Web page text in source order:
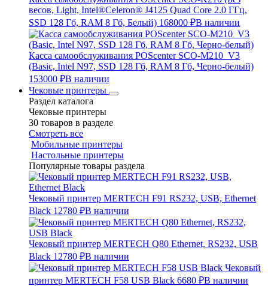
весов, Light, Intel®Celeron® J4125 Quad Core 2.0 ГГц,
SSD 128 Гб, RAM 8 Гб, Белый) 168000 ₽В наличии
Касса самообслуживания POScenter SCO-M210_V3
(Basic, Intel N97, SSD 128 Гб, RAM 8 Гб, Черно-белый)
153000 ₽В наличии
Чековые принтеры
Раздел каталога
Чековые принтеры
30 товаров в разделе
Смотреть все
Мобильные принтеры
Настольные принтеры
Популярные товары раздела
Чековый принтер MERTECH F91 RS232, USB, Ethernet
Black 12780 ₽В наличии
Чековый принтер MERTECH Q80 Ethernet, RS232, USB
Black 12780 ₽В наличии
Чековый
принтер MERTECH F58 USB Black 6680 ₽В наличии